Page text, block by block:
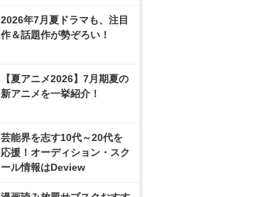
2026年7月夏ドラマも、注目
作＆話題作が勢ぞろい！
【夏アニメ2026】7月期夏の
新アニメを一挙紹介！
芸能界を志す10代～20代を
応援！オーディション・スク
ール情報はDeview